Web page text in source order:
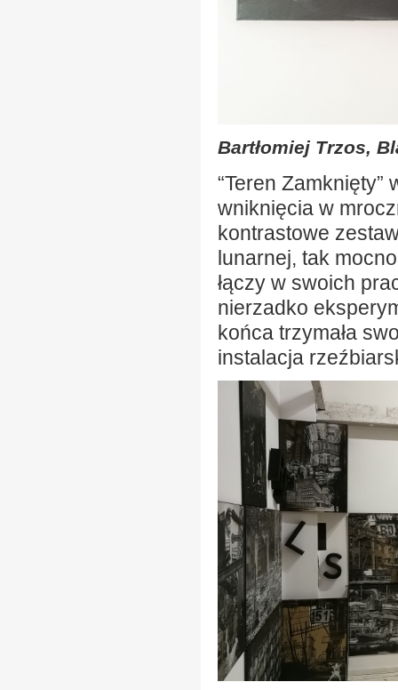
Bartłomiej Trzos,
“Teren Zamknięty”
wniknięcia w
kontrastowe
lunarnej, tak
łączy w swoich
nierzadko
końca trzymała
instalacja